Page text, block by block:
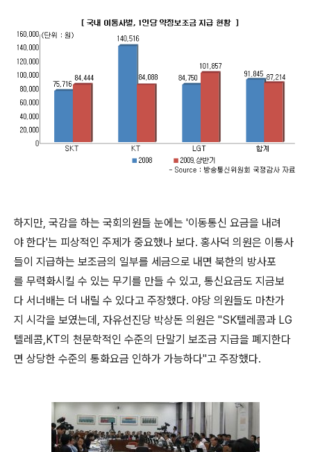
하지만, 국감을 하는 국회의원들 눈에는 '이동통신 요금을 내려
야 한다'는 피상적인 주제가 중요했나 보다. 홍사덕 의원은 이통사
들이 지급하는 보조금의 일부를 세금으로 내면 북한의 방사포
를 무력화시킬 수 있는 무기를 만들 수 있고, 통신요금도 지금보
다 서너배는 더 내릴 수 있다고 주장했다. 야당 의원들도 마찬가
지 시각을 보였는데, 자유선진당 박상돈 의원은 "SK텔레콤과 LG
텔레콤,KT의 천문학적인 수준의 단말기 보조금 지급을 폐지한다
면 상당한 수준의 통화요금 인하가 가능하다"고 주장했다.